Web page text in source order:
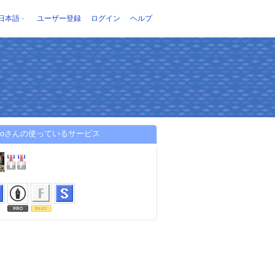
本語 ユーザー登録 ログイン ヘルプ
さんの使っているサービス